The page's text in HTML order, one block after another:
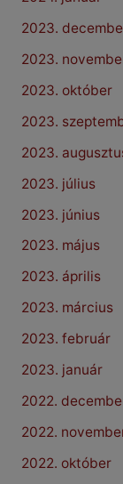
2023.
2023.
2023. október
2023.
2023.
2023. július
2023. június
2023. május
2023. április
2023. március
2023. február
2023. január
2022.
2022.
2022. október